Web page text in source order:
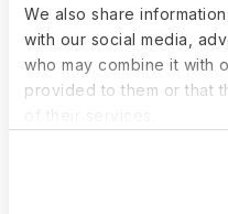
We also share
with our social media,
who may combine it with
provided to them or that
Quais são
legais e